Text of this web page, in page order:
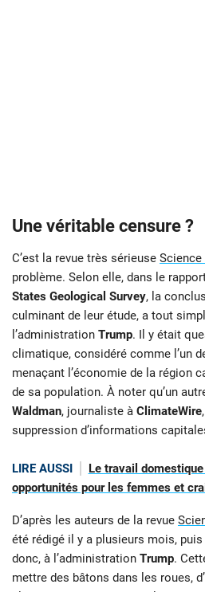
Une véritable censure ?
C’est la revue très sérieuse Science
problème. Selon elle, dans le
States Geological Survey, la
culminant de leur étude, a tout
l’administration Trump. Il y était
climatique, considéré comme l’un
menaçant l’économie de la région
de sa population. À noter qu’un
Waldman, journaliste à ClimateWire
suppression d’informations
LIRE AUSSI
Le travail
opportunités pour les femmes et
D’après les auteurs de la revue
été rédigé il y a plusieurs mois,
donc, à l’administration Trump.
mettre des bâtons dans les roues,